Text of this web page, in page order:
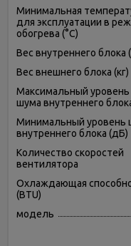
Минимальная
для эксплуатации в
обогрева (°C)
Вес внутреннего блока
Вес внешнего блока (кг)
Максимальный уровень
шума внутреннего
Минимальный уровень
внутреннего блока (дБ)
Количество скоростей
вентилятора
Охлаждающая
(BTU)
модель